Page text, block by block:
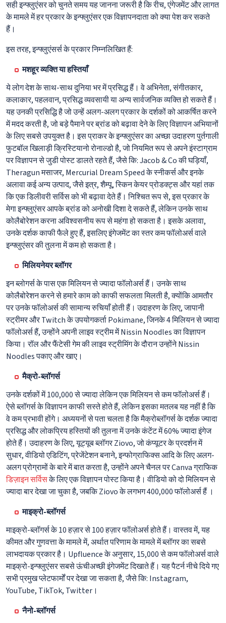
सही इन्फ्लुएंसर को चुनते समय यह जानना जरूरी है कि रीच, एंगेजमेंट और लागत
के मामले में हर प्रकार के इन्फ्लुएंसर एक विज्ञापनदाता को क्या पेश कर सकते
हैं।
इस तरह, इन्फ्लुएंसर्स के प्रकार निम्नलिखित हैं:
मशहूर व्यक्ति या हस्तियाँ
ये लोग देश के साथ-साथ दुनिया भर में प्रसिद्ध हैं। वे अभिनेता, संगीतकार,
कलाकार, पहलवान, प्रसिद्ध व्यवसायी या अन्य सार्वजनिक व्यक्ति हो सकते हैं।
यह उनकी प्रसिद्धि है जो उन्हें अलग-अलग प्रकार के दर्शकों को आकर्षित करने
में मदद करती है, जो बड़े पैमाने पर ब्रांड को बढ़ावा देने के लिए विज्ञापन अभियानों
के लिए सबसे उपयुक्त है। इस प्राकर के इन्फ्लुएंसर का अच्छा उदाहरण पुर्तगाली
फुटबॉल खिलाड़ी क्रिस्टियानो रोनाल्डो है, जो नियमित रूप से अपने इंस्टाग्राम
पर विज्ञापन से जुडी पोस्ट डालते रहते हैं, जैसे कि: Jacob & Co की घड़ियाँ,
Theragun मसाजर, Mercurial Dream Speed के स्नीकर्स और इनके
अलावा कई अन्य उत्पाद, जैसे इत्र, शैम्पू, स्किन केयर प्रोडक्ट्स और यहां तक
कि एक डिलीवरी सर्विस को भी बढ़ावा देते हैं। निश्चित रूप से, इस प्रकार के
मेगा इन्फ्लुएंसर आपके ब्रांड को अनोखी दिशा दे सकते हैं, लेकिन उनके साथ
कोलैबोरेशन करना अविश्वसनीय रूप से महंगा हो सकता है। इसके अलावा,
उनके दर्शक काफी फैले हुए हैं, इसलिए इंगेजमेंट का स्तर कम फॉलोअर्स वाले
इन्फ्लुएंसर की तुलना में कम हो सकता है।
मिलियनेयर ब्लॉगर
इन ब्लोगर्स के पास एक मिलियन से ज्यादा फॉलोअर्स हैं। उनके साथ
कोलैबोरेशन करने से हमारे काम को काफी सफलता मिलती है, क्योंकि आमतौर
पर उनके फॉलोअर्स की सामान्य रुचियाँ होती हैं। उदाहरण के लिए, जापानी
स्ट्रीमर और Twitch के उपयोगकर्ता Pokimane, जिनके 4 मिलियन से ज्यादा
फॉलोअर्स हैं, उन्होंने अपनी लाइव स्ट्रीम में Nissin Noodles का विज्ञापन
किया। रॉल और फैंटेसी गेम की लाइव स्ट्रीमिंग के दौरान उन्होंने Nissin
Noodles पकाए और खाए।
मैक्रो-ब्लॉगर्स
उनके दर्शकों में 100,000 से ज्यादा लेकिन एक मिलियन से कम फॉलोअर्स हैं।
ऐसे ब्लॉगर्स के विज्ञापन काफी सस्ते होते हैं, लेकिन इसका मतलब यह नहीं है कि
वे कम प्रभावी होंगे। अध्ययनों से पता चलता है कि मैक्रोब्लॉगर्स के दर्शक ज्यादा
प्रसिद्ध और लोकप्रिय हस्तियों की तुलना में उनके कंटेंट में 60% ज्यादा इंगेज
होते हैं। उदाहरण के लिए, यूट्यूब ब्लॉगर Ziovo, जो कंप्यूटर के प्रदर्शन में
सुधार, वीडियो एडिटिंग, प्रेजेंटेशन बनाने, इन्फोग्राफिक्स आदि के लिए अलग-
अलग प्रोग्रामों के बारे में बात करता है, उन्होंने अपने चैनल पर Canva ग्राफिक
डिज़ाइन सर्विसके लिए एक विज्ञापन पोस्ट किया है। वीडियो को दो मिलियन से
ज्यादा बार देखा जा चुका है, जबकि Ziovo के लगभग 400,000 फॉलोअर्स हैं ।
माइक्रो-ब्लॉगर्स
माइक्रो-ब्लॉगर्स के 10 हज़ार से 100 हज़ार फॉलोअर्स होते हैं। वास्तव में, यह
कीमत और गुणवत्ता के मामले में, अर्थात परिणाम के मामले में ब्लॉगर का सबसे
लाभदायक प्रकार है। Upfluence के अनुसार, 15,000 से कम फॉलोअर्स वाले
माइक्रो-इन्फ्लुएंसर सबसे ऊंचीअच्छी इंगेजमेंट दिखाते हैं। यह पैटर्न नीचे दिये गए
सभी प्रमुख प्लेटफार्मों पर देखा जा सकता है, जैसे कि: Instagram,
YouTube, TikTok, Twitter।
नैनो-ब्लॉगर्स